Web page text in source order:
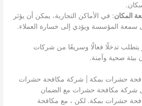
المكان: في الأماكن التجارية، يمكن أن يؤثر
سمعة المؤسسة ويؤدي إلى خسارة العملاء.
يتطلب تدخلًا فعالًا وسريعًا من شركات
صحية وآمنة.
حشرات بمكة | شركة مكافحة حشرات
شركة مكافحة حشرات مع الضمان
حشرات بمكة. لكن ، مع مكافحة